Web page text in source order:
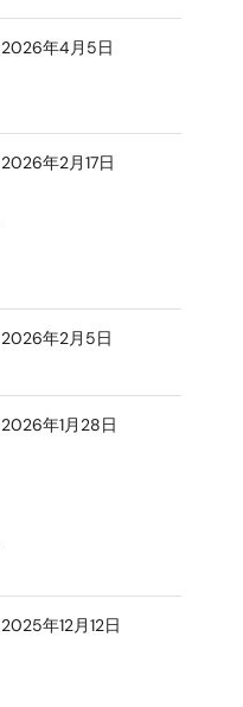
2026年4月5日
2026年2月17日
2026年2月5日
2026年1月28日
2025年12月12日